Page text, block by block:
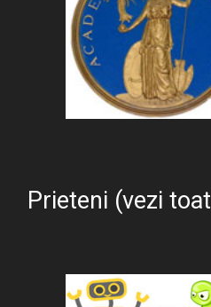
Prieteni (vezi